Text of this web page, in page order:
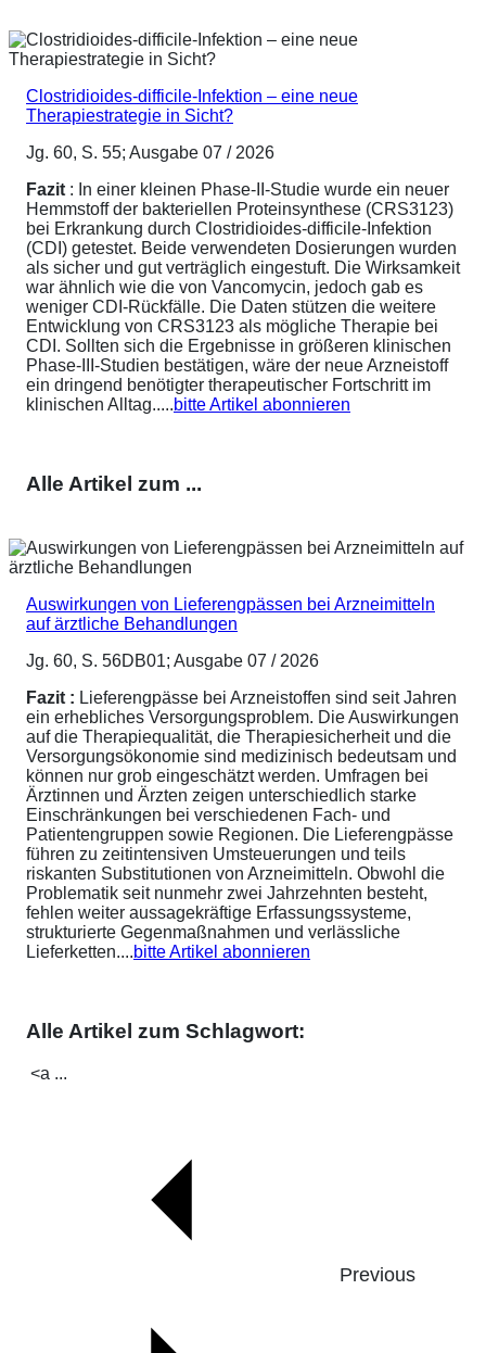
Clostridioides-difficile-Infektion – eine neue
Therapiestrategie in Sicht?
Jg. 60, S. 55; Ausgabe 07 / 2026
Fazit : In einer kleinen Phase-II-Studie wurde ein neuer
Hemmstoff der bakteriellen Proteinsynthese (CRS3123)
bei Erkrankung durch Clostridioides-difficile-Infektion
(CDI) getestet. Beide verwendeten Dosierungen wurden
als sicher und gut verträglich eingestuft. Die Wirksamkeit
war ähnlich wie die von Vancomycin, jedoch gab es
weniger CDI-Rückfälle. Die Daten stützen die weitere
Entwicklung von CRS3123 als mögliche Therapie bei
CDI. Sollten sich die Ergebnisse in größeren klinischen
Phase-III-Studien bestätigen, wäre der neue Arzneistoff
ein dringend benötigter therapeutischer Fortschritt im
klinischen Alltag.....bitte Artikel abonnieren
Alle Artikel zum ...
Auswirkungen von Lieferengpässen bei Arzneimitteln
auf ärztliche Behandlungen
Jg. 60, S. 56DB01; Ausgabe 07 / 2026
Fazit : Lieferengpässe bei Arzneistoffen sind seit Jahren
ein erhebliches Versorgungsproblem. Die Auswirkungen
auf die Therapiequalität, die Therapiesicherheit und die
Versorgungsökonomie sind medizinisch bedeutsam und
können nur grob eingeschätzt werden. Umfragen bei
Ärztinnen und Ärzten zeigen unterschiedlich starke
Einschränkungen bei verschiedenen Fach- und
Patientengruppen sowie Regionen. Die Lieferengpässe
führen zu zeitintensiven Umsteuerungen und teils
riskanten Substitutionen von Arzneimitteln. Obwohl die
Problematik seit nunmehr zwei Jahrzehnten besteht,
fehlen weiter aussagekräftige Erfassungssysteme,
strukturierte Gegenmaßnahmen und verlässliche
Lieferketten....bitte Artikel abonnieren
Alle Artikel zum Schlagwort:
<a ...
Previous